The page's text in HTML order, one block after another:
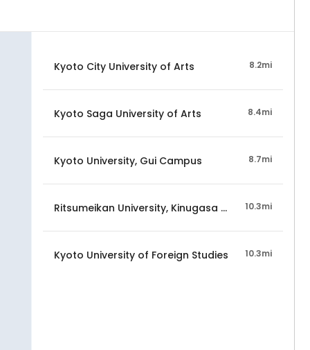
Kyoto City University of Arts 8.2mi
Kyoto Saga University of Arts 8.4mi
Kyoto University, Gui Campus 8.7mi
Ritsumeikan University, Kinugasa Campus
10.3mi
Kyoto University of Foreign Studies 10.3mi